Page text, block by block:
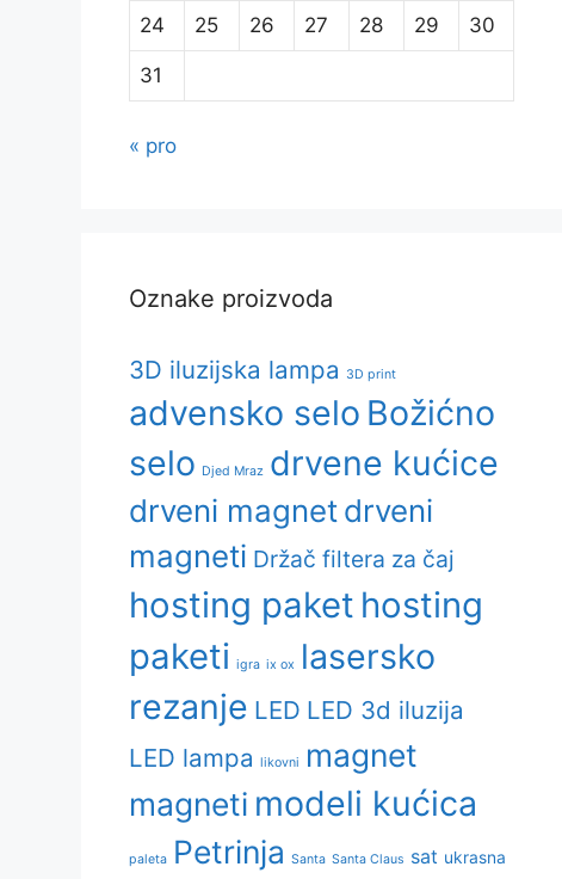
24 25 26 27 28 29 30
31
« pro
Oznake proizvoda
3D iluzijska lampa 3D print
advensko selo Božićno
selo Djed Mraz drvene kućice
drveni magnet drveni
magneti Držač filtera za čaj
hosting paket hosting
paketi igra ix ox
lasersko
rezanje LED LED 3d iluzija
LED lampa likovni
magnet
magneti modeli kućica
paleta Petrinja Santa Santa Claus sat ukrasna